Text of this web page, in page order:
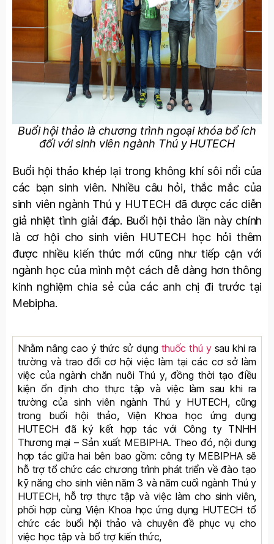
Buổi hội thảo là chương trình ngoại khóa bổ ích
đối với sinh viên ngành Thú y HUTECH
Buổi hội thảo khép lại trong không khí sôi nổi của
các bạn sinh viên. Nhiều câu hỏi, thắc mắc của
sinh viên ngành Thú y HUTECH đã được các diễn
giả nhiệt tình giải đáp. Buổi hội thảo lần này chính
là cơ hội cho sinh viên HUTECH học hỏi thêm
được nhiều kiến thức mới cũng như tiếp cận với
ngành học của mình một cách dễ dàng hơn thông
kinh nghiệm chia sẻ của các anh chị đi trước tại
Mebipha.
Nhằm nâng cao ý thức sử dụng thuốc thú ysau khi ra
trường và trao đổi cơ hội việc làm tại các cơ sở làm
việc của ngành chăn nuôi Thú y, đồng thời tạo điều
kiện ổn định cho thực tập và việc làm sau khi ra
trường của sinh viên ngành Thú y HUTECH, cũng
trong buổi hội thảo, Viện Khoa học ứng dụng
HUTECH đã ký kết hợp tác với Công ty TNHH
Thương mại – Sản xuất MEBIPHA. Theo đó, nội dung
hợp tác giữa hai bên bao gồm: công ty MEBIPHA sẽ
hỗ trợ tổ chức các chương trình phát triển về đào tạo
kỹ năng cho sinh viên năm 3 và năm cuối ngành Thú y
HUTECH, hỗ trợ thực tập và việc làm cho sinh viên,
phối hợp cùng Viện Khoa học ứng dụng HUTECH tổ
chức các buổi hội thảo và chuyên đề phục vụ cho
việc học tập và bổ trợ kiến thức,